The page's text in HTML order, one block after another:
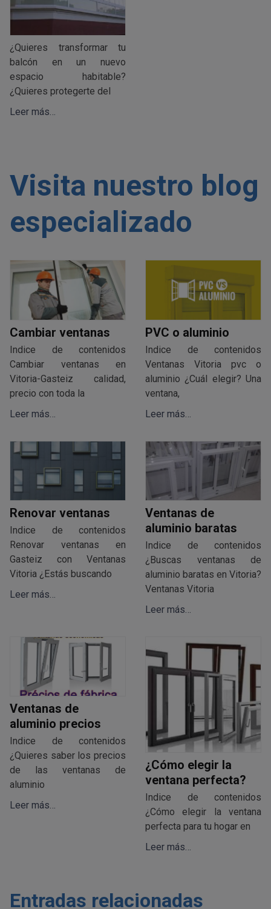
¿Quieres transformar tu
balcón en un nuevo
espacio habitable?
¿Quieres protegerte del
Leer más…
Visita nuestro blog
especializado
Cambiar ventanas
Indice de contenidos
Cambiar ventanas en
Vitoria-Gasteiz calidad,
precio con toda la
Leer más…
PVC o aluminio
Indice de contenidos
Ventanas Vitoria pvc o
aluminio ¿Cuál elegir? Una
ventana,
Leer más…
Renovar ventanas
Indice de contenidos
Renovar ventanas en
Gasteiz con Ventanas
Vitoria ¿Estás buscando
Leer más…
Ventanas de
aluminio baratas
Indice de contenidos
¿Buscas ventanas de
aluminio baratas en Vitoria?
Ventanas Vitoria
Leer más…
Ventanas de
aluminio precios
Indice de contenidos
¿Quieres saber los precios
de las ventanas de
aluminio
Leer más…
¿Cómo elegir la
ventana perfecta?
Indice de contenidos
¿Cómo elegir la ventana
perfecta para tu hogar en
Leer más…
Entradas relacionadas